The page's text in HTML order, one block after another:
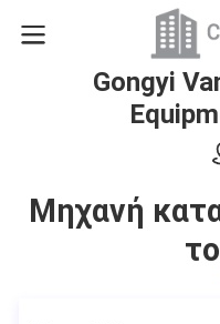
Gongyi
Μηχανή